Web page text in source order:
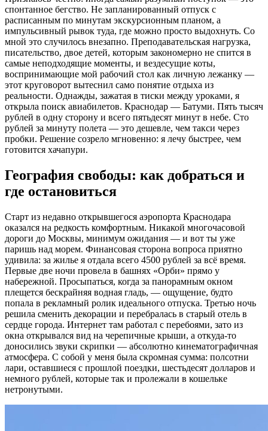
спонтанное бегство. Не запланированный отпуск с
расписанным по минутам экскурсионным планом, а
импульсивный рывок туда, где можно просто выдохнуть. Со
мной это случилось внезапно. Преподавательская нагрузка,
писательство, двое детей, которым закономерно не спится в
самые неподходящие моменты, и вездесущие коты,
воспринимающие мой рабочий стол как личную лежанку —
этот круговорот вытеснил само понятие отдыха из
реальности. Однажды, зажатая в тиски между уроками, я
открыла поиск авиабилетов. Краснодар — Батуми. Пять тысяч
рублей в одну сторону и всего пятьдесят минут в небе. Сто
рублей за минуту полета — это дешевле, чем такси через
пробки. Решение созрело мгновенно: я лечу быстрее, чем
готовится хачапури.
География свободы: как добраться и
где остановиться
Старт из недавно открывшегося аэропорта Краснодара
оказался на редкость комфортным. Никакой многочасовой
дороги до Москвы, минимум ожидания — и вот ты уже
паришь над морем. Финансовая сторона вопроса приятно
удивила: за жилье я отдала всего 4500 рублей за всё время.
Первые две ночи провела в башнях «Орби» прямо у
набережной. Просыпаться, когда за панорамным окном
плещется бескрайняя водная гладь, — ощущение, будто
попала в рекламный ролик идеального отпуска. Третью ночь
решила сменить декорации и перебралась в старый отель в
сердце города. Интернет там работал с перебоями, зато из
окна открывался вид на черепичные крыши, а откуда-то
доносились звуки скрипки — абсолютно кинематографичная
атмосфера. С собой у меня была скромная сумма: полсотни
лари, оставшиеся с прошлой поездки, шестьдесят долларов и
немного рублей, которые так и пролежали в кошельке
нетронутыми.